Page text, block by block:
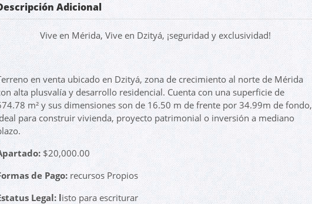
Adicional
Vive en Mérida, Vive en Dzityá, ¡seguridad y exclusividad!
en venta ubicado en Dzityá, zona de crecimiento al norte de Mérida
alta plusvalía y desarrollo residencial. Cuenta con una superficie de
m² y sus dimensiones son de 16.50 m de frente por 34.99m de fondo,
para construir vivienda, proyecto patrimonial o inversión a mediano
$20,000.00
de Pago:recursos Propios
Legal: listo para escriturar